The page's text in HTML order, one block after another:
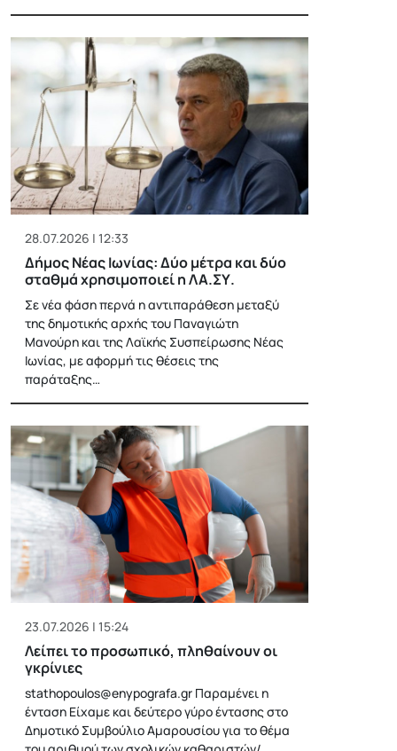
28.07.2026 | 12:33
Δήμος Νέας Ιωνίας: Δύο μέτρα και δύο
σταθμά χρησιμοποιεί η ΛΑ.ΣΥ.
Σε νέα φάση περνά η αντιπαράθεση μεταξύ
της δημοτικής αρχής του Παναγιώτη
Μανούρη και της Λαϊκής Συσπείρωσης Νέας
Ιωνίας, με αφορμή τις θέσεις της
παράταξης…
23.07.2026 | 15:24
Λείπει το προσωπικό, πληθαίνουν οι
γκρίνιες
stathopoulos@enypografa.gr Παραμένει η
ένταση Είχαμε και δεύτερο γύρο έντασης στο
Δημοτικό Συμβούλιο Αμαρουσίου για το θέμα